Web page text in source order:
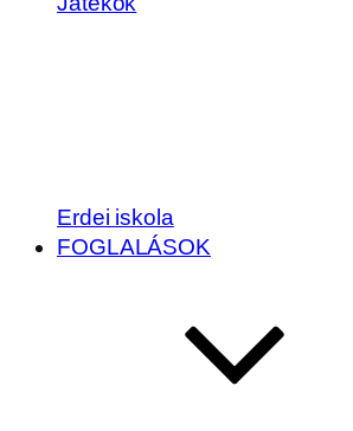
Erdei iskola
FOGLALÁSOK